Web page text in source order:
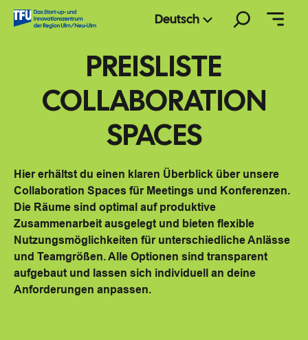
Zum
Inhalt
Deutsch
PREISLISTE
COLLABORATION
SPACES
Hier erhältst du einen klaren Überblick über unsere
Collaboration Spaces für Meetings und Konferenzen.
Die Räume sind optimal auf produktive
Zusammenarbeit ausgelegt und bieten flexible
Nutzungsmöglichkeiten für unterschiedliche Anlässe
und Teamgrößen. Alle Optionen sind transparent
aufgebaut und lassen sich individuell an deine
Anforderungen anpassen.